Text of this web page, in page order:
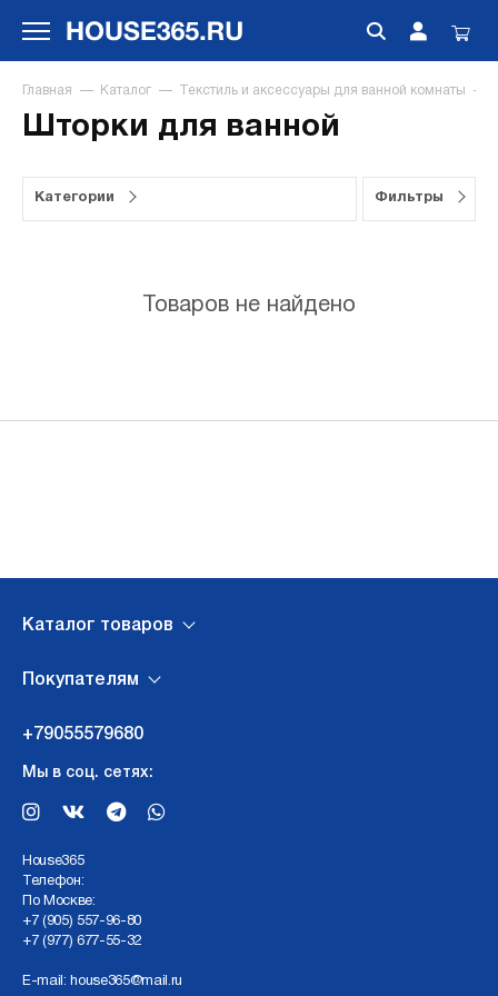
Главная Каталог Текстиль и аксессуары для ванной комнаты
Шторки для ванной
Категории Фильтры
Товаров не найдено
Каталог товаров
Покупателям
+79055579680
Мы в соц. сетях:
Нouse365
Телефон:
По Москве:
+7 (905) 557-96-80
+7 (977) 677-55-32
E-mail: house365@mail.ru